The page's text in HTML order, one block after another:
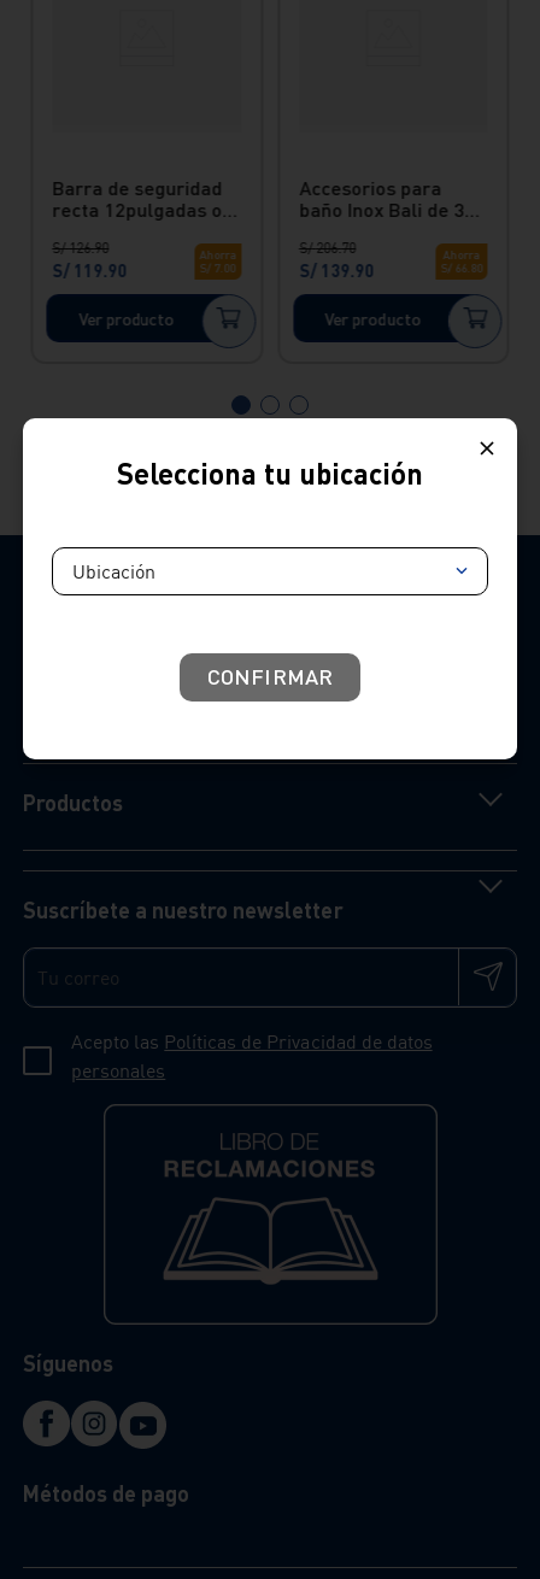
Barra de seguridad
recta 12pulgadas o
S/ 126.90
S/ 119.90
Ahorra
S/ 7. 00
Ver producto
Accesorios para
baño Inox Bali de 3
S/ 206.70
S/ 139.90
Ahorra
S/ 66 80
Ver producto
Productos
Suscríbete a nuestro newsletter
Acepto las Políticas de Privacidad de datos
personales
Síguenos
Métodos de pago
Selecciona tu ubicación
Ubicación
CONFIRMAR